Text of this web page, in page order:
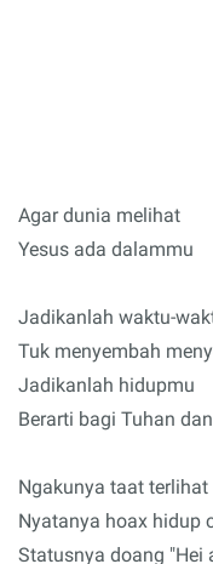
Agar dunia melihat
Yesus ada dalammu
Jadikanlah waktu-
Tuk menyembah
Jadikanlah hidupmu
Berarti bagi Tuhan
Ngakunya taat terlihat
Nyatanya hoax hidup
Statusnya doang "Hei